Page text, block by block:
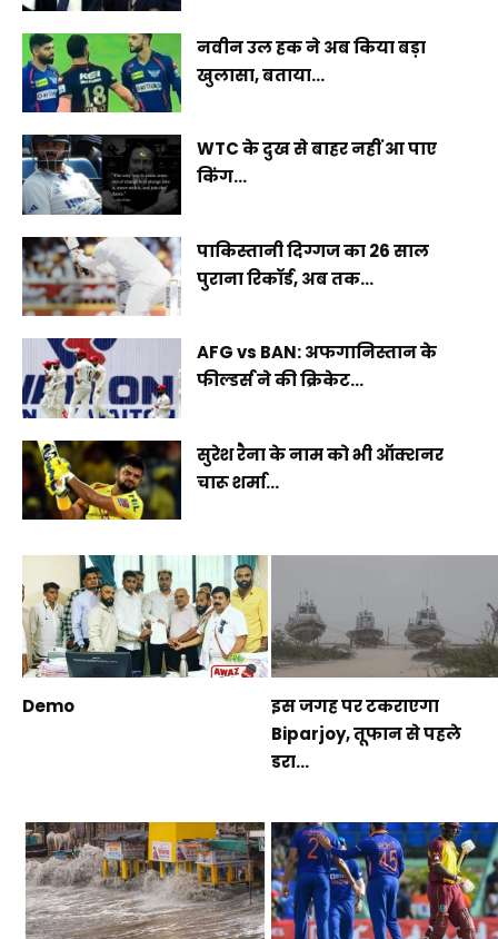
नवीन उल हक ने अब किया बड़ा
खुलासा, बताया...
WTC के दुख से बाहर नहीं आ पाए
किंग...
पाकिस्तानी दिग्गज का 26 साल
पुराना रिकॉर्ड, अब तक...
AFG vs BAN: अफगानिस्तान के
फील्डर्स ने की क्रिकेट...
सुरेश रैना के नाम को भी ऑक्शनर
चारू शर्मा...
Demo
इस जगह पर टकराएगा
Biparjoy, तूफान से पहले
डरा...